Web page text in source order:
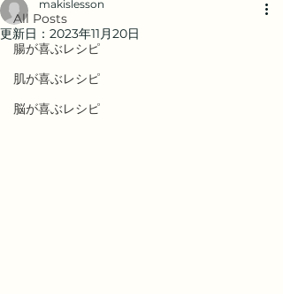
All Posts
腸が喜ぶレシピ
肌が喜ぶレシピ
脳が喜ぶレシピ
makislesson
更新日： 2023年11月20日